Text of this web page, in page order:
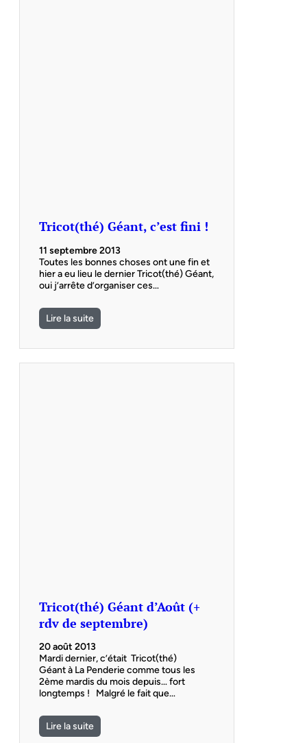
Tricot(thé) Géant, c’est fini !
11 septembre 2013
Toutes les bonnes choses ont une fin et
hier a eu lieu le dernier Tricot(thé) Géant,
oui j’arrête d’organiser ces…
Lire la suite
Tricot(thé) Géant d’Août (+
rdv de septembre)
20 août 2013
Mardi dernier, c’était Tricot(thé)
Géant à La Penderie comme tous les
2ème mardis du mois depuis… fort
longtemps ! Malgré le fait que…
Lire la suite